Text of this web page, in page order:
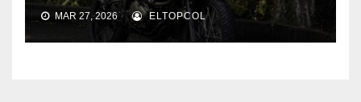
MAR 27, 2026 ELTOPCOL